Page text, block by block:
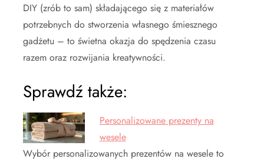
DIY (zrób to sam) składającego się z materiałów
potrzebnych do stworzenia własnego śmiesznego
gadżetu – to świetna okazja do spędzenia czasu
razem oraz rozwijania kreatywności.
Sprawdź także:
Personalizowane prezenty na
wesele
Wybór personalizowanych prezentów na wesele to